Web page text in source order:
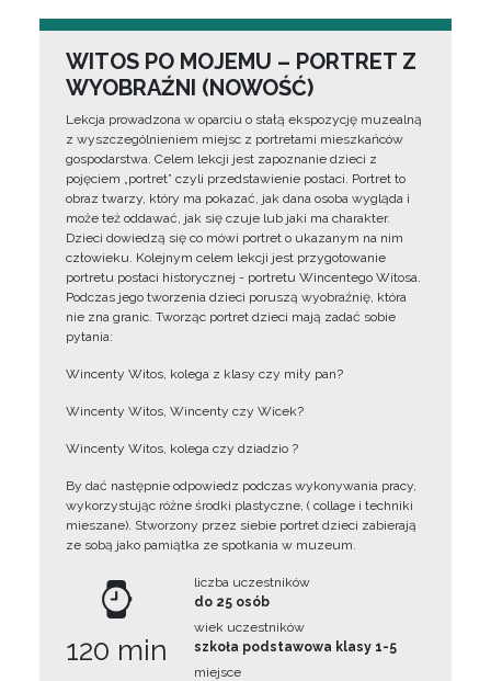
WITOS PO MOJEMU – PORTRET Z
WYOBRAŹNI (NOWOŚĆ)
Lekcja prowadzona w oparciu o stałą ekspozycję muzealną
z wyszczególnieniem miejsc z portretami mieszkańców
gospodarstwa. Celem lekcji jest zapoznanie dzieci z
pojęciem „portret” czyli przedstawienie postaci. Portret to
obraz twarzy, który ma pokazać, jak dana osoba wygląda i
może też oddawać, jak się czuje lub jaki ma charakter.
Dzieci dowiedzą się co mówi portret o ukazanym na nim
człowieku. Kolejnym celem lekcji jest przygotowanie
portretu postaci historycznej - portretu Wincentego Witosa.
Podczas jego tworzenia dzieci poruszą wyobraźnię, która
nie zna granic. Tworząc portret dzieci mają zadać sobie
pytania:
Wincenty Witos, kolega z klasy czy miły pan?
Wincenty Witos, Wincenty czy Wicek?
Wincenty Witos, kolega czy dziadzio ?
By dać następnie odpowiedz podczas wykonywania pracy,
wykorzystując różne środki plastyczne, ( collage i techniki
mieszane). Stworzony przez siebie portret dzieci zabierają
ze sobą jako pamiątka ze spotkania w muzeum.
120 min
liczba uczestników
do 25 osób
wiek uczestników
szkoła podstawowa klasy 1-5
miejsce